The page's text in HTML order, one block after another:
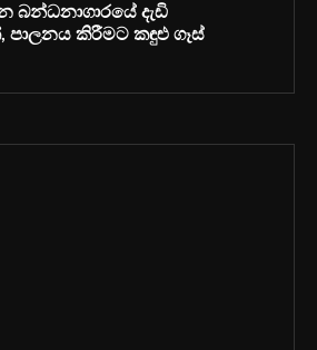
දැඩි
කිරීමට කඳුළු ගෑස්